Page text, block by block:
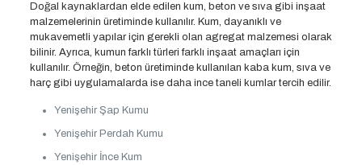
Doğal kaynaklardan elde edilen kum, beton ve sıva gibi inşaat
malzemelerinin üretiminde kullanılır. Kum, dayanıklı ve
mukavemetli yapılar için gerekli olan agregat malzemesi olarak
bilinir. Ayrıca, kumun farklı türleri farklı inşaat amaçları için
kullanılır. Örneğin, beton üretiminde kullanılan kaba kum, sıva ve
harç gibi uygulamalarda ise daha ince taneli kumlar tercih edilir.
Yenişehir Şap Kumu
Yenişehir Perdah Kumu
Yenişehir İnce Kum